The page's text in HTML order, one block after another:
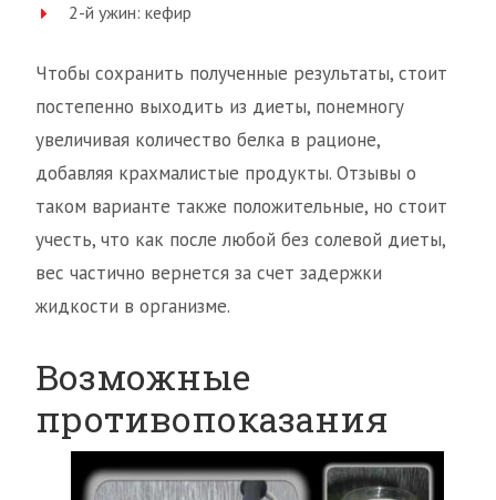
2-й ужин: кефир
Чтобы сохранить полученные результаты, стоит
постепенно выходить из диеты, понемногу
увеличивая количество белка в рационе,
добавляя крахмалистые продукты. Отзывы о
таком варианте также положительные, но стоит
учесть, что как после любой без солевой диеты,
вес частично вернется за счет задержки
жидкости в организме.
Возможные
противопоказания